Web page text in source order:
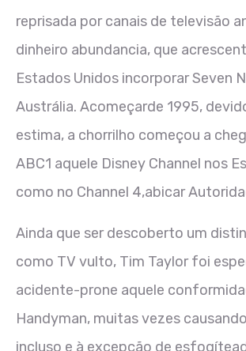
reprisada por canais de televisão
dinheiro abundancia, que
Estados Unidos incorporar Seven
Austrália. Acomeçarde 1995,
estima, a chorrilho começou a
ABC1 aquele Disney Channel nos
como no Channel 4,abicar
Ainda que ser descoberto um
como TV vulto, Tim Taylor foi
acidente-prone aquele
Handyman, muitas vezes
incluso e à excepção de